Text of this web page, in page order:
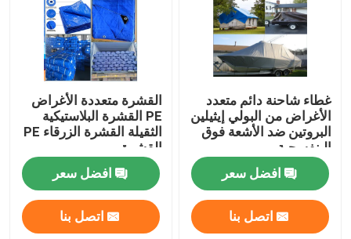
غطاء شاحنة دائم متعدد
الأغراض من البولي إيثيلين
البروتين ضد الأشعة فوق
البنفسجية
افضل سعر
اتصل بنا
القشرة متعددة الأغراض
PE القشرة البلاستيكية
الثقيلة القشرة الزرقاء PE
القشرة
افضل سعر
اتصل بنا